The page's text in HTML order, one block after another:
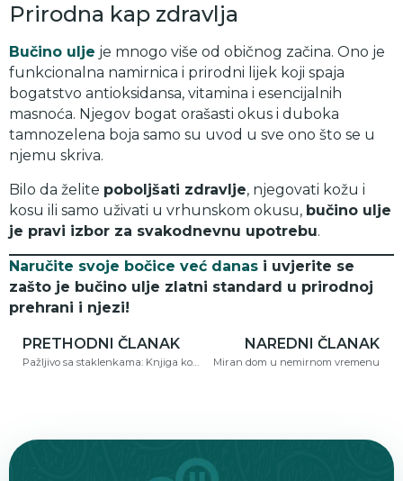
Prirodna kap zdravlja
Bučino ulje je mnogo više od običnog začina. Ono je
funkcionalna namirnica i prirodni lijek koji spaja
bogatstvo antioksidansa, vitamina i esencijalnih
masnoća. Njegov bogat orašasti okus i duboka
tamnozelena boja samo su uvod u sve ono što se u
njemu skriva.
Bilo da želite poboljšati zdravlje, njegovati kožu i
kosu ili samo uživati u vrhunskom okusu, bučino ulje
je pravi izbor za svakodnevnu upotrebu.
Naručite svoje bočice već danas i uvjerite se
zašto je bučino ulje zlatni standard u prirodnoj
prehrani i njezi!
PRETHODNI ČLANAK
Pažljivo sa staklenkama: Knjiga koja mijenja pogled na uloge žene i muškarca u islamu
NAREDNI ČLANAK
Miran dom u nemirnom vremenu